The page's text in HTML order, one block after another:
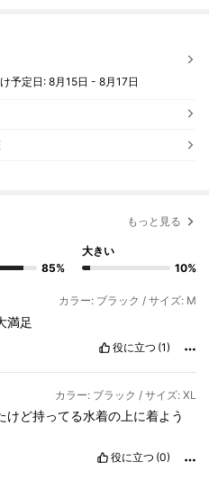
予定日:8月15日 - 8月17日
もっと見る
85%
大きい
10%
カラー: ブラック / サイズ: M
満足
役に立つ (1)
カラー: ブラック / サイズ: XL
ど持ってる水着の上に着よう
役に立つ (0)